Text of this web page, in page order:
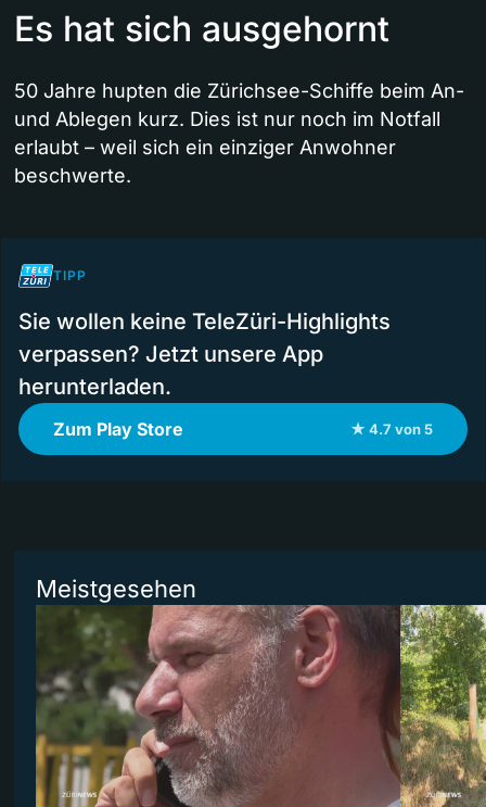
Es hat sich ausgehornt
50 Jahre hupten die Zürichsee-Schiffe beim An-
und Ablegen kurz. Dies ist nur noch im Notfall
erlaubt – weil sich ein einziger Anwohner
beschwerte.
TIPP
Sie wollen keine TeleZüri-Highlights
verpassen? Jetzt unsere App
herunterladen.
Zum Play Store ★ 4.7 von 5
Meistgesehen